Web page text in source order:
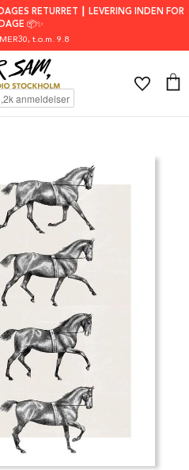
RETURRET ┃ LEVERING INDEN FOR
📦✨
, t.o.m. 9.8